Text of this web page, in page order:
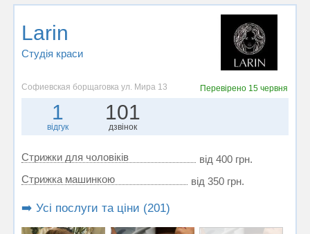
Larin
Студія краси
Софиевская борщаговка ул. Мира 13 Перевірено 15 червня
1
відгук
101
дзвінок
Стрижки для чоловіків
від 400 грн.
Стрижка машинкою
від 350 грн.
➡️ Усі послуги та ціни (201)